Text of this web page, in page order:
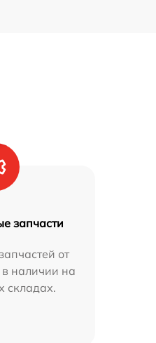
запчасти
от
наличии на
складах.